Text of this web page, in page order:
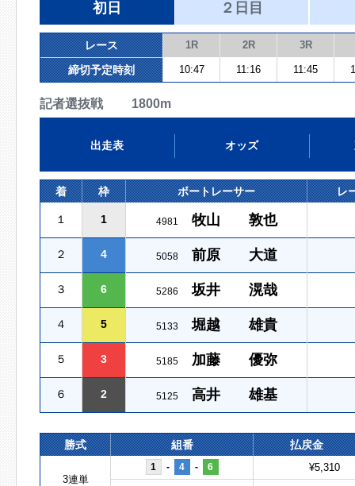
初日 ２日目
レース 1R 2R 3R
締切予定時刻 10:47 11:16 11:45
記者選抜戦 1800m
出走表 オッズ
着 枠 ボートレーサー レ
１ 1 4981 牧山 敦也
２ 4 5058 前原 大道
３ 6 5286 坂井 滉哉
４ 5 5133 堀越 雄貴
５ 3 5185 加藤 優弥
６ 2 5125 高井 雄基
勝式 組番 払戻金
3連単
1 - 4 - 6 ¥5,310